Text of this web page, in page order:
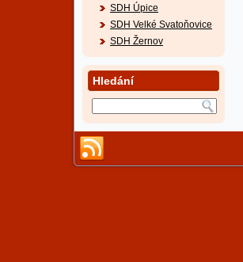
SDH Úpice
SDH Velké Svatoňovice
SDH Žernov
Hledání